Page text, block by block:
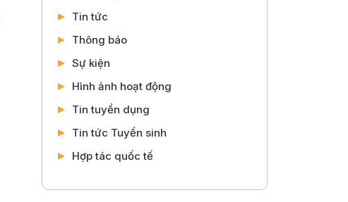
Tin tức
Thông báo
Sự kiện
Hình ảnh hoạt động
Tin tuyển dụng
Tin tức Tuyển sinh
Hợp tác quốc tế